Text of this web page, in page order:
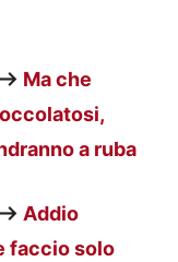
Ma che
a ruba
Addio
faccio solo